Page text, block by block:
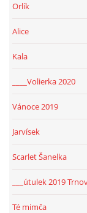
Orlík
Alice
Kala
____Volierka 2020
Vánoce 2019
Jarvísek
Scarlet Šanelka
___útulek 2019
Té mimča